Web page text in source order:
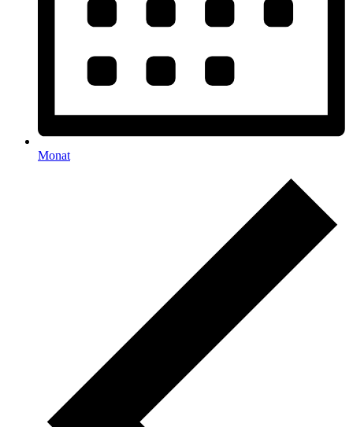
Monat